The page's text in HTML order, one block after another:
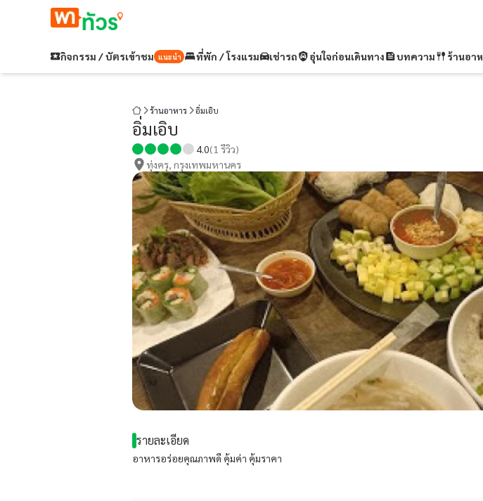
กิจกรรม / บัตรเข้าชม แนะนำ ที่พัก / โรงแรม เช่ารถ อุ่นใจก่อนเดินทาง บทความ ร้านอา
ร้านอาหาร อิ่มเอิบ
อิ่มเอิบ
4.0(1 รีวิว)
ทุ่งครุ, กรุงเทพมหานคร
รายละเอียด
อาหารอร่อยคุณภาพดี คุ้มค่า คุ้มราคา